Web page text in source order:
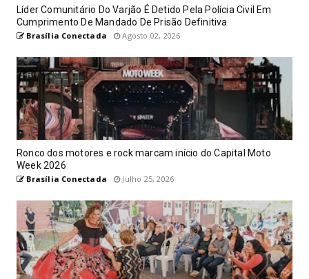
Líder Comunitário Do Varjão É Detido Pela Polícia Civil Em
Cumprimento De Mandado De Prisão Definitiva
Brasília Conectada Agosto 02, 2026
Ronco dos motores e rock marcam início do Capital Moto
Week 2026
Brasília Conectada Julho 25, 2026